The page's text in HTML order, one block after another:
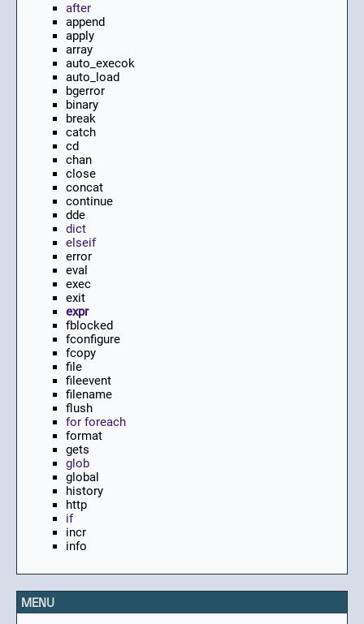
after
append
apply
array
auto_execok
auto_load
bgerror
binary
break
catch
cd
chan
close
concat
continue
dde
dict
elseif
error
eval
exec
exit
expr
fblocked
fconfigure
fcopy
file
fileevent
filename
flush
for foreach
format
gets
glob
global
history
http
if
incr
info
MENU